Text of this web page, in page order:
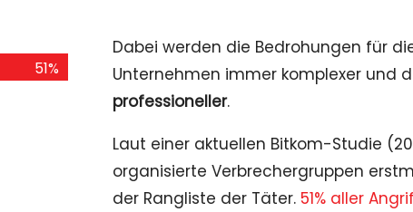
51%
Dabei werden die Bedrohungen für
Unternehmen immer komplexer und
professioneller.
Laut einer aktuellen Bitkom-Studie
organisierte Verbrechergruppen
der Rangliste der Täter. 51% aller